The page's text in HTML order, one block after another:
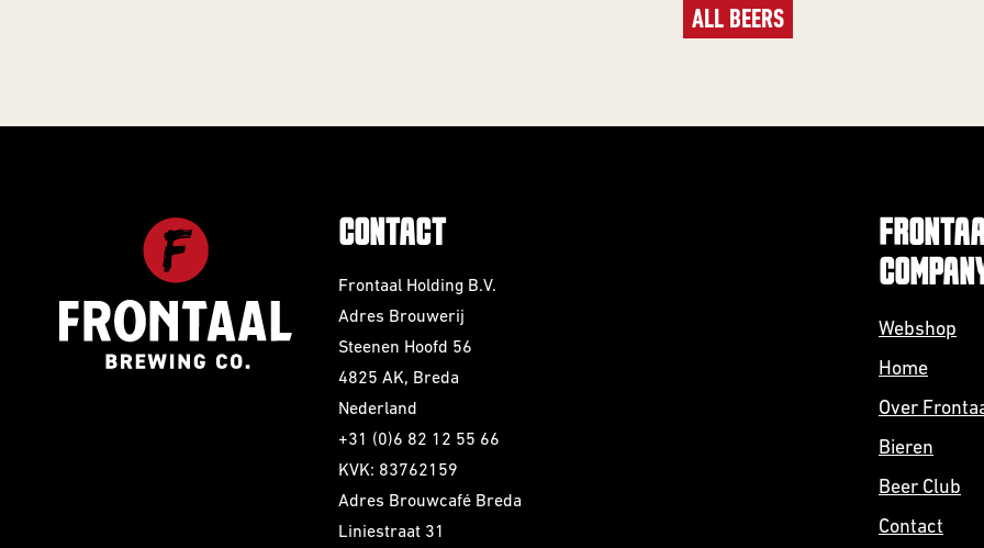
ALL BEERS
CONTACT
Frontaal Holding B.V.
Adres Brouwerij
Steenen Hoofd 56
4825 AK, Breda
Nederland
+31 (0)6 82 12 55 66
KVK: 83762159
Adres Brouwcafé Breda
Liniestraat 31
Webshop
Home
Over
Bieren
Beer Club
Contact